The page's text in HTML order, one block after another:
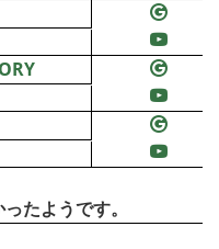
たようです。